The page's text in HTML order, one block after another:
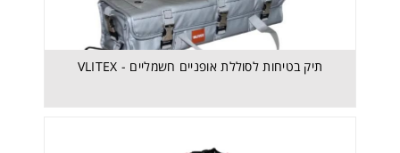
תיק בטיחות לסוללת אופניים חשמליים - VLITEX